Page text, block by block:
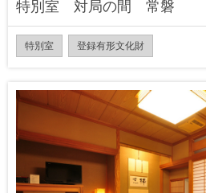
特別室 対局の間 常磐
特別室 登録有形文化財